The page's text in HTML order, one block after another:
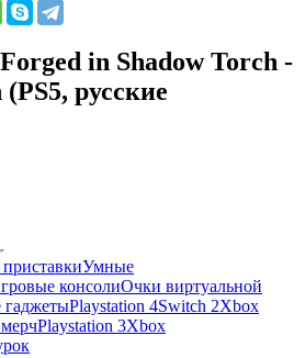
in Shadow Torch -
русские
Умные
консолиОчки виртуальной
Playstation 4Switch 2Xbox
Playstation 3Xbox